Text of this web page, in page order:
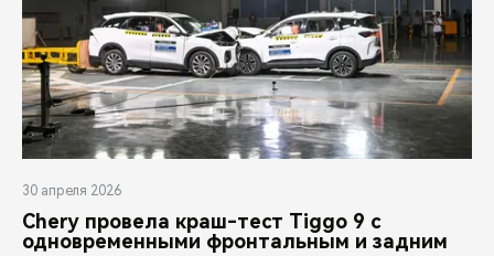
30 апреля 2026
Chery провела краш-тест Tiggo 9 с
одновременными фронтальным и задним